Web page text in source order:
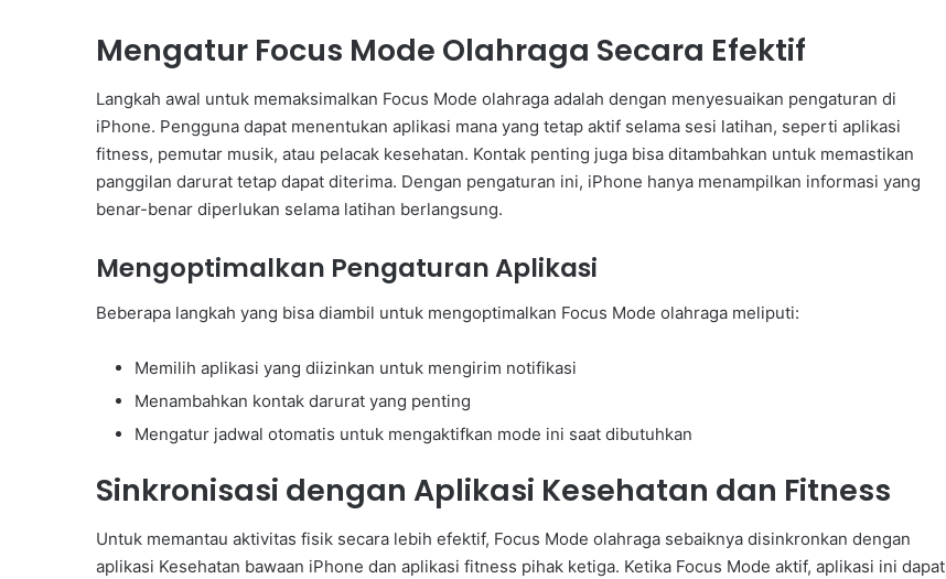
Mengatur Focus Mode Olahraga Secara Efektif
Langkah awal untuk memaksimalkan Focus Mode olahraga adalah dengan menyesuaikan pengaturan di
iPhone. Pengguna dapat menentukan aplikasi mana yang tetap aktif selama sesi latihan, seperti aplikasi
fitness, pemutar musik, atau pelacak kesehatan. Kontak penting juga bisa ditambahkan untuk memastikan
panggilan darurat tetap dapat diterima. Dengan pengaturan ini, iPhone hanya menampilkan informasi yang
benar-benar diperlukan selama latihan berlangsung.
Mengoptimalkan Pengaturan Aplikasi
Beberapa langkah yang bisa diambil untuk mengoptimalkan Focus Mode olahraga meliputi:
Memilih aplikasi yang diizinkan untuk mengirim notifikasi
Menambahkan kontak darurat yang penting
Mengatur jadwal otomatis untuk mengaktifkan mode ini saat dibutuhkan
Sinkronisasi dengan Aplikasi Kesehatan dan Fitness
Untuk memantau aktivitas fisik secara lebih efektif, Focus Mode olahraga sebaiknya disinkronkan dengan
aplikasi Kesehatan bawaan iPhone dan aplikasi fitness pihak ketiga. Ketika Focus Mode aktif, aplikasi ini dapat